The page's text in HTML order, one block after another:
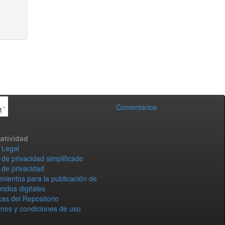
Comentarios
privacidad simplificado
privacidad
para la publicación de
digitales
del Repositorio
y condiciones de uso